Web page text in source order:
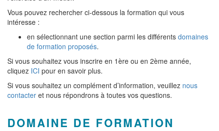
Vous pouvez rechercher ci-dessous la formation qui vous
intéresse :
en sélectionnant une section parmi les différents domaines
de formation proposés.
Si vous souhaitez vous inscrire en 1ère ou en 2ème année,
cliquez ICI pour en savoir plus.
Si vous souhaitez un complément d’information, veuillez nous
contacter et nous répondrons à toutes vos questions.
DOMAINE DE FORMATION